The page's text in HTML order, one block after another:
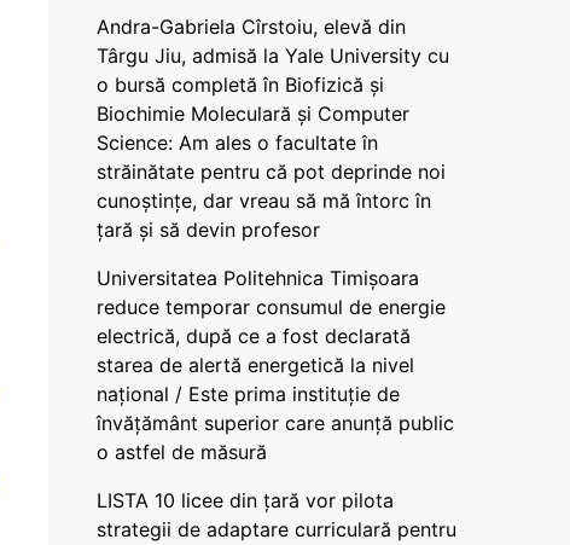
Andra-Gabriela Cîrstoiu, elevă din
Târgu Jiu, admisă la Yale University cu
o bursă completă în Biofizică și
Biochimie Moleculară și Computer
Science: Am ales o facultate în
străinătate pentru că pot deprinde noi
cunoștințe, dar vreau să mă întorc în
țară și să devin profesor
Universitatea Politehnica Timișoara
reduce temporar consumul de energie
electrică, după ce a fost declarată
starea de alertă energetică la nivel
național / Este prima instituție de
învățământ superior care anunță public
o astfel de măsură
LISTA 10 licee din țară vor pilota
strategii de adaptare curriculară pentru